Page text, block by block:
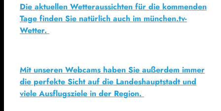
Die aktuellen Wetteraussichten für die kommenden
Tage finden Sie natürlich auch im münchen.tv-
Wetter.
Mit unseren Webcams haben Sie außerdem immer
die perfekte Sicht auf die Landeshauptstadt und
viele Ausflugsziele in der Region.